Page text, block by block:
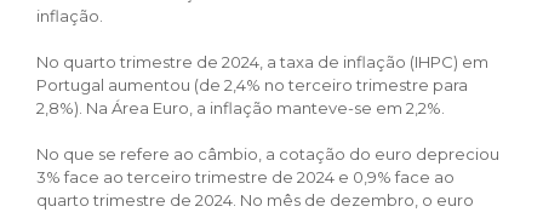
inflação.
No quarto trimestre de 2024, a taxa de inflação (IHPC) em
Portugal aumentou (de 2,4% no terceiro trimestre para
2,8%). Na Área Euro, a inflação manteve-se em 2,2%.
No que se refere ao câmbio, a cotação do euro depreciou
3% face ao terceiro trimestre de 2024 e 0,9% face ao
quarto trimestre de 2024. No mês de dezembro, o euro